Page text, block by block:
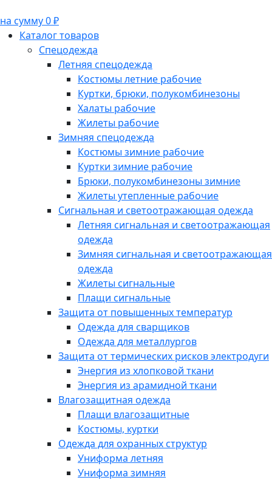
на сумму 0 ₽
Каталог товаров
Спецодежда
Летняя спецодежда
Костюмы летние рабочие
Куртки, брюки, полукомбинезоны
Халаты рабочие
Жилеты рабочие
Зимняя спецодежда
Костюмы зимние рабочие
Куртки зимние рабочие
Брюки, полукомбинезоны зимние
Жилеты утепленные рабочие
Сигнальная и светоотражающая одежда
Летняя сигнальная и светоотражающая
одежда
Зимняя сигнальная и светоотражающая
одежда
Жилеты сигнальные
Плащи сигнальные
Защита от повышенных температур
Одежда для сварщиков
Одежда для металлургов
Защита от термических рисков электродуги
Энергия из хлопковой ткани
Энергия из арамидной ткани
Влагозащитная одежда
Плащи влагозащитные
Костюмы, куртки
Одежда для охранных структур
Униформа летняя
Униформа зимняя